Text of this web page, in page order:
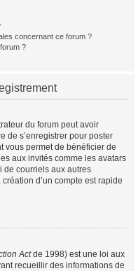
concernant ce forum ?
?
du forum peut avoir
de s’enregistrer pour poster
vous permet de bénéficier de
aux invités comme les avatars
de courriels aux autres
d’un compte est rapide
Actde 1998) est une loi aux
recueillir des informations de